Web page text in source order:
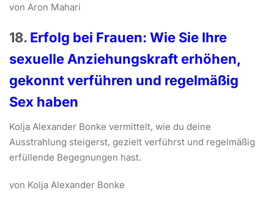
von Aron Mahari
18. Erfolg bei Frauen: Wie Sie Ihre
sexuelle Anziehungskraft erhöhen,
gekonnt verführen und regelmäßig
Sex haben
Kolja Alexander Bonke vermittelt, wie du deine
Ausstrahlung steigerst, gezielt verführst und regelmäßig
erfüllende Begegnungen hast.
von Kolja Alexander Bonke